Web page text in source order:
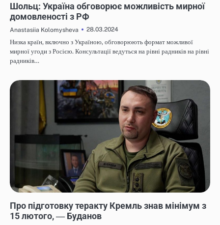
Шольц: Україна обговорює можливість мирної
домовленості з РФ
Anastasiia Kolomysheva
28.03.2024
Низка країн, включно з Україною, обговорюють формат можливої
мирної угоди з Росією. Консультації ведуться на рівні радників на рівні
радників…
Про підготовку теракту Кремль знав мінімум з
15 лютого, ― Буданов